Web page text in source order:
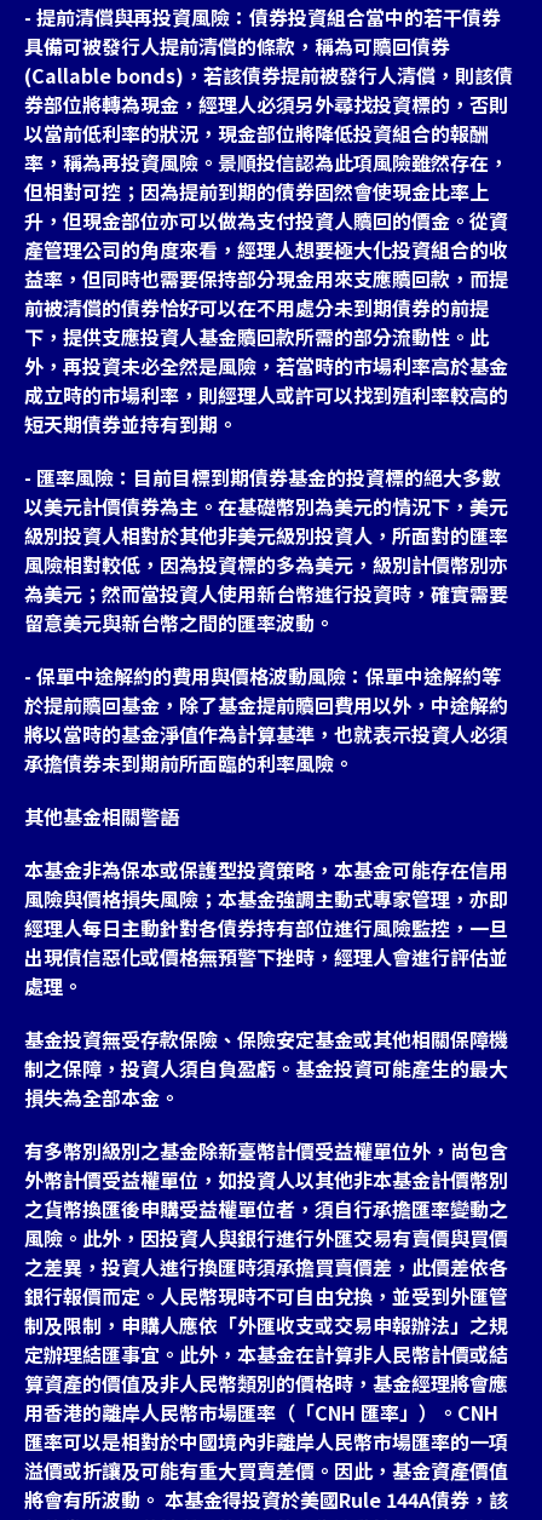
- 提前清償與再投資風險：債券投資組合當中的若干債券
具備可被發行人提前清償的條款，稱為可贖回債券
(Callable bonds)，若該債券提前被發行人清償，則該債
券部位將轉為現金，經理人必須另外尋找投資標的，否則
以當前低利率的狀況，現金部位將降低投資組合的報酬
率，稱為再投資風險。景順投信認為此項風險雖然存在，
但相對可控；因為提前到期的債券固然會使現金比率上
升，但現金部位亦可以做為支付投資人贖回的價金。從資
產管理公司的角度來看，經理人想要極大化投資組合的收
益率，但同時也需要保持部分現金用來支應贖回款，而提
前被清償的債券恰好可以在不用處分未到期債券的前提
下，提供支應投資人基金贖回款所需的部分流動性。此
外，再投資未必全然是風險，若當時的市場利率高於基金
成立時的市場利率，則經理人或許可以找到殖利率較高的
短天期債券並持有到期。
- 匯率風險：目前目標到期債券基金的投資標的絕大多數
以美元計價債券為主。在基礎幣別為美元的情況下，美元
級別投資人相對於其他非美元級別投資人，所面對的匯率
風險相對較低，因為投資標的多為美元，級別計價幣別亦
為美元；然而當投資人使用新台幣進行投資時，確實需要
留意美元與新台幣之間的匯率波動。
- 保單中途解約的費用與價格波動風險：保單中途解約等
於提前贖回基金，除了基金提前贖回費用以外，中途解約
將以當時的基金淨值作為計算基準，也就表示投資人必須
承擔債券未到期前所面臨的利率風險。
其他基金相關警語
本基金非為保本或保護型投資策略，本基金可能存在信用
風險與價格損失風險；本基金強調主動式專家管理，亦即
經理人每日主動針對各債券持有部位進行風險監控，一旦
出現債信惡化或價格無預警下挫時，經理人會進行評估並
處理。
基金投資無受存款保險、保險安定基金或其他相關保障機
制之保障，投資人須自負盈虧。基金投資可能產生的最大
損失為全部本金。
有多幣別級別之基金除新臺幣計價受益權單位外，尚包含
外幣計價受益權單位，如投資人以其他非本基金計價幣別
之貨幣換匯後申購受益權單位者，須自行承擔匯率變動之
風險。此外，因投資人與銀行進行外匯交易有賣價與買價
之差異，投資人進行換匯時須承擔買賣價差，此價差依各
銀行報價而定。人民幣現時不可自由兌換，並受到外匯管
制及限制，申購人應依「外匯收支或交易申報辦法」之規
定辦理結匯事宜。此外，本基金在計算非人民幣計價或結
算資產的價值及非人民幣類別的價格時，基金經理將會應
用香港的離岸人民幣市場匯率（「CNH 匯率」）。CNH
匯率可以是相對於中國境內非離岸人民幣市場匯率的一項
溢價或折讓及可能有重大買賣差價。因此，基金資產價值
將會有所波動。 本基金得投資於美國Rule 144A債券，該